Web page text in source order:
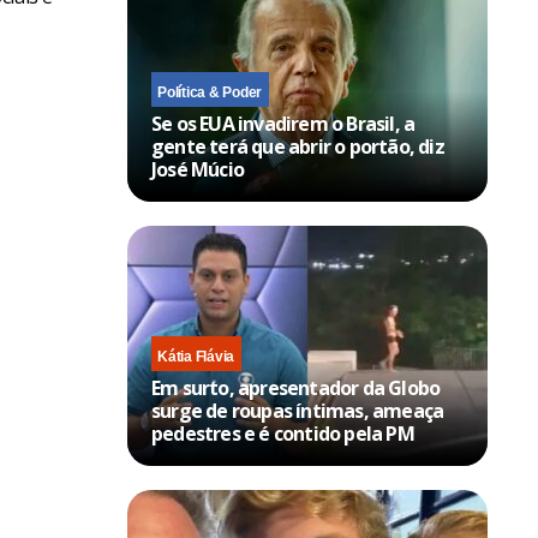
Política & Poder
Se os EUA invadirem o Brasil, a
gente terá que abrir o portão, diz
José Múcio
Kátia Flávia
Em surto, apresentador da Globo
surge de roupas íntimas, ameaça
pedestres e é contido pela PM